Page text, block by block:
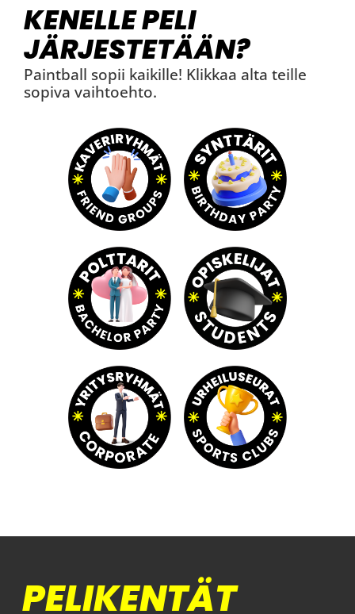
KENELLE PELI
JÄRJESTETÄÄN?
Paintball sopii kaikille! Klikkaa alta teille
sopiva vaihtoehto.
PELIKENTÄT